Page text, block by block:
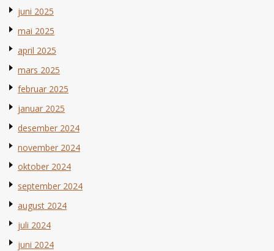
juni 2025
mai 2025
april 2025
mars 2025
februar 2025
januar 2025
desember 2024
november 2024
oktober 2024
september 2024
august 2024
juli 2024
juni 2024